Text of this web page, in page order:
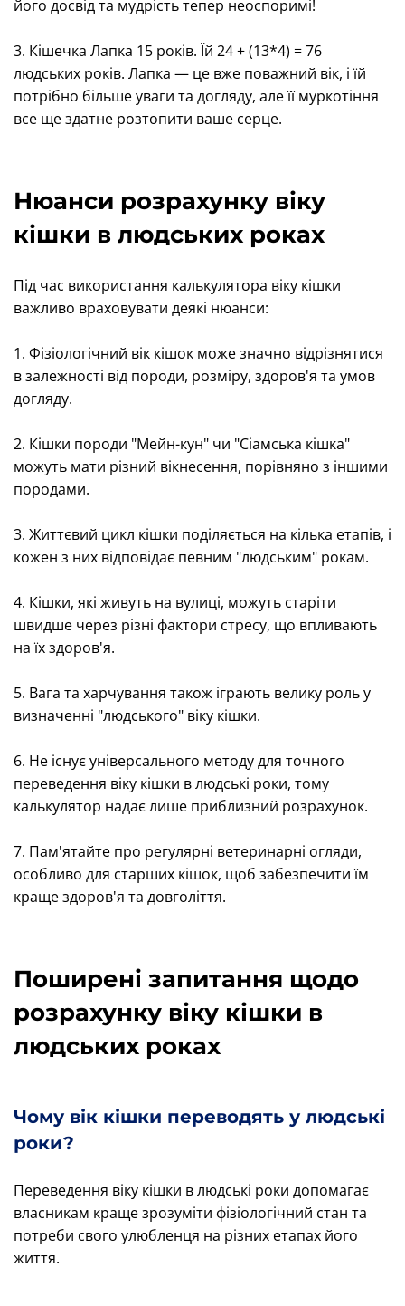
його досвід та мудрість тепер неоспоримі!
3. Кішечка Лапка 15 років. Їй 24 + (13*4) = 76
людських років. Лапка — це вже поважний вік, і їй
потрібно більше уваги та догляду, але її муркотіння
все ще здатне розтопити ваше серце.
Нюанси розрахунку віку
кішки в людських роках
Під час використання калькулятора віку кішки
важливо враховувати деякі нюанси:
1. Фізіологічний вік кішок може значно відрізнятися
в залежності від породи, розміру, здоров'я та умов
догляду.
2. Кішки породи "Мейн-кун" чи "Сіамська кішка"
можуть мати різний вікнесення, порівняно з іншими
породами.
3. Життєвий цикл кішки поділяється на кілька етапів, і
кожен з них відповідає певним "людським" рокам.
4. Кішки, які живуть на вулиці, можуть старіти
швидше через різні фактори стресу, що впливають
на їх здоров'я.
5. Вага та харчування також іграють велику роль у
визначенні "людського" віку кішки.
6. Не існує універсального методу для точного
переведення віку кішки в людські роки, тому
калькулятор надає лише приблизний розрахунок.
7. Пам'ятайте про регулярні ветеринарні огляди,
особливо для старших кішок, щоб забезпечити їм
краще здоров'я та довголіття.
Поширені запитання щодо
розрахунку віку кішки в
людських роках
Чому вік кішки переводять у людські
роки?
Переведення віку кішки в людські роки допомагає
власникам краще зрозуміти фізіологічний стан та
потреби свого улюбленця на різних етапах його
життя.